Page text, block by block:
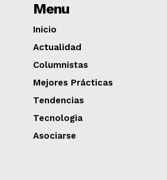
Menu
Inicio
Actualidad
Columnistas
Mejores Prácticas
Tendencias
Tecnologia
Asociarse